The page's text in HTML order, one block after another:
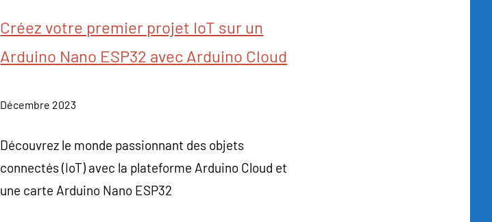
Créez votre premier projet IoT sur un
Arduino Nano ESP32 avec Arduino Cloud
Décembre 2023
Découvrez le monde passionnant des objets
connectés (IoT) avec la plateforme Arduino Cloud et
une carte Arduino Nano ESP32